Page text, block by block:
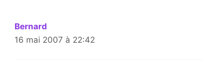
Bernard
16 mai 2007 à 22:42